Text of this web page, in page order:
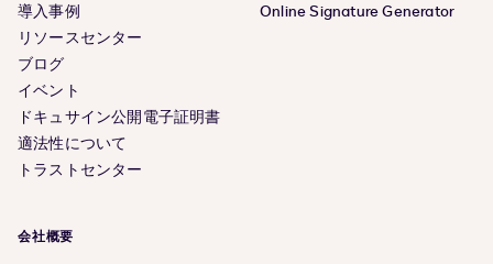
導入事例
リソースセンター
ブログ
イベント
ドキュサイン公開電子証明書
適法性について
トラストセンター
Online Signature Generator
会社概要